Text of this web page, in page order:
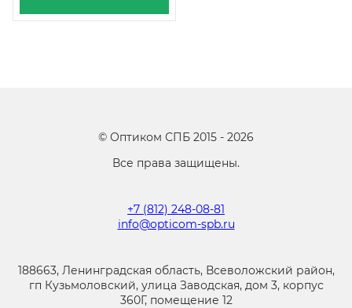
© Оптиком СПБ 2015 - 2026
Все права защищены.
+7 (812) 248-08-81
info@opticom-spb.ru
188663, Ленинградская область, Всеволожский район,
гп Кузьмоловский, улица Заводская, дом 3, корпус
360Г, помещение 12